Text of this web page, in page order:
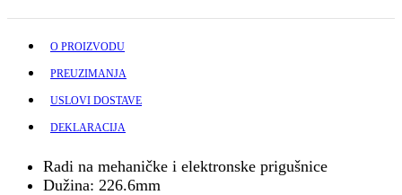
O PROIZVODU
PREUZIMANJA
USLOVI DOSTAVE
DEKLARACIJA
Radi na mehaničke i elektronske prigušnice
Dužina: 226.6mm